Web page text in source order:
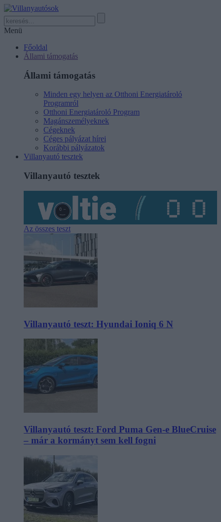
Menü
Főoldal
Állami támogatás
Állami támogatás
Minden egy helyen az Otthoni Energiatároló
Programról
Otthoni Energiatároló Program
Magánszemélyeknek
Cégeknek
Céges pályázat hírei
Korábbi pályázatok
Villanyautó tesztek
Villanyautó tesztek
Az összes teszt
Villanyautó teszt: Hyundai Ioniq 6 N
Villanyautó teszt: Ford Puma Gen-e BlueCruise
– már a kormányt sem kell fogni